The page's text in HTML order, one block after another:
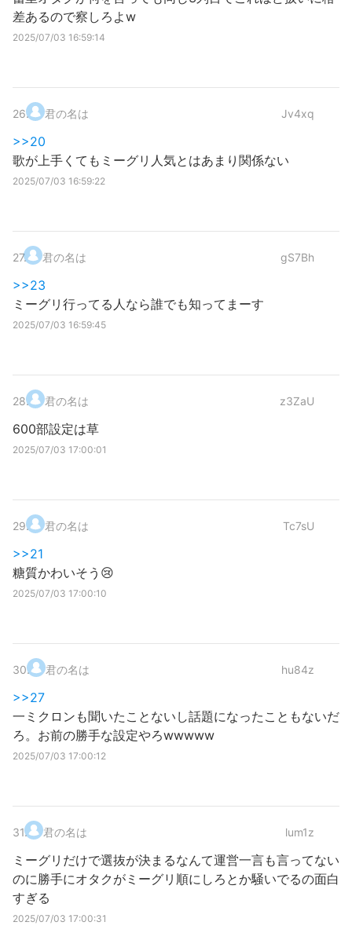
差あるので察しろよw
2025/07/03 16:59:14
26. 君の名は Jv4xq
>>20
歌が上手くてもミーグリ人気とはあまり関係ない
2025/07/03 16:59:22
27. 君の名は gS7Bh
>>23
ミーグリ行ってる人なら誰でも知ってまーす
2025/07/03 16:59:45
28. 君の名は z3ZaU
600部設定は草
2025/07/03 17:00:01
29. 君の名は Tc7sU
>>21
糖質かわいそう😢
2025/07/03 17:00:10
30. 君の名は hu84z
>>27
一ミクロンも聞いたことないし話題になったこともないだ
ろ。お前の勝手な設定やろwwwww
2025/07/03 17:00:12
31. 君の名は lum1z
ミーグリだけで選抜が決まるなんて運営一言も言ってない
のに勝手にオタクがミーグリ順にしろとか騒いでるの面白
すぎる
2025/07/03 17:00:31